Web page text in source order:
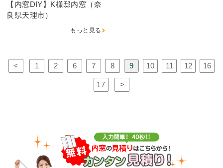
【内窓DIY】K様邸内窓（奈
良県天理市）
もっと見る
< 1 2 6 7 8 9 10 11 12 16
17 >